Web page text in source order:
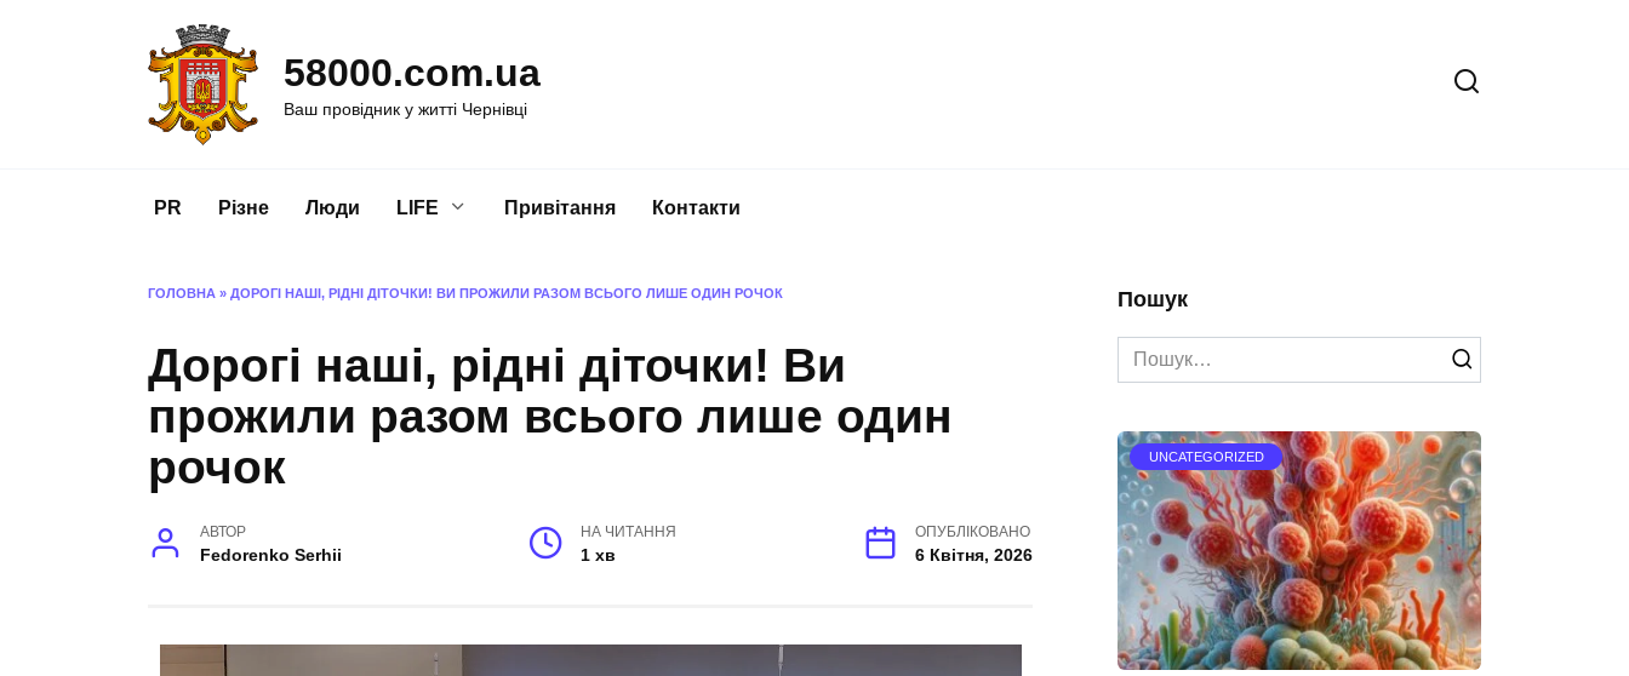
58000.com.ua
Ваш провідник у житті Чернівці
PR Різне Люди LIFE Привітання Контакти
ГОЛОВНА » ДОРОГІ НАШІ, РІДНІ ДІТОЧКИ! ВИ ПРОЖИЛИ РАЗОМ ВСЬОГО ЛИШЕ ОДИН РОЧОК
Дорогі наші, рідні діточки! Ви
прожили разом всього лише один
рочок
АВТОР
Fedorenko Serhii
НА ЧИТАННЯ
1 хв
ОПУБЛІКОВАНО
6 Квітня, 2026
Пошук
Search
for:
UNCATEGORIZED